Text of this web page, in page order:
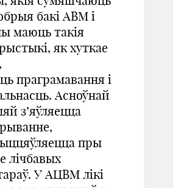
бакі АВМ і
маюць такія
як хуткае
праграмавання і
Асноўнай
з’яўляецца
пры
лічбавых
У АЦВМ лікі